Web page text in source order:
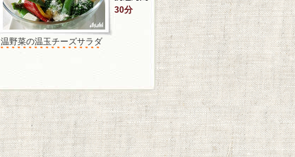
30分
温野菜の温玉チーズサラダ